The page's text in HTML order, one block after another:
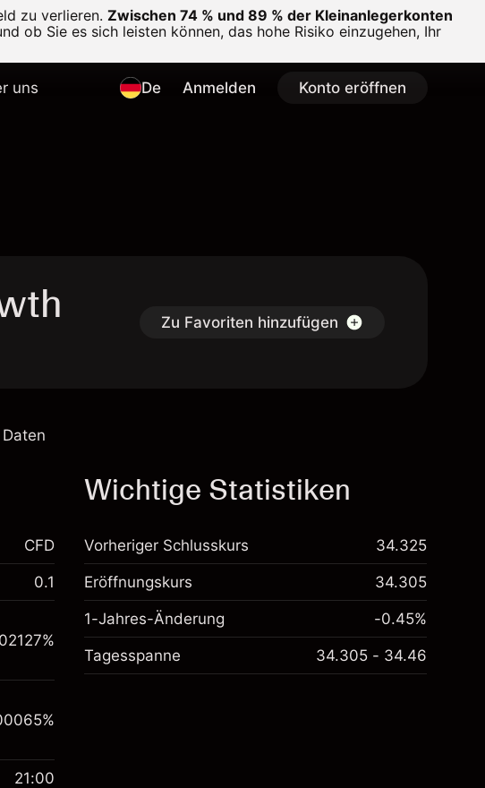
zu verlieren. Zwischen 74 % und 89 % der Kleinanlegerkonten
ob Sie es sich leisten können, das hohe Risiko einzugehen, Ihr
uns De Anmelden Konto eröffnen
Zu Favoriten hinzufügen
CFD
0.1
%
%
21:00
Wichtige Statistiken
Vorheriger Schlusskurs 34.325
Eröffnungskurs 34.305
1-Jahres-Änderung -0.45%
Tagesspanne 34.305 - 34.46